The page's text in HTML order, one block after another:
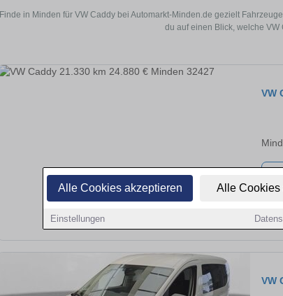
Alle Cookies akzeptieren Alle Cookies
Einstellungen
Finde in Minden für VW Caddy bei Automarkt-Minden.de gezielt
du auf einen Blick, welche
VW
VW